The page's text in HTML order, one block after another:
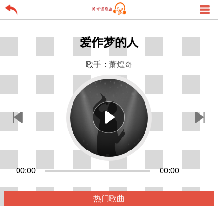
爱作梦的人
歌手：萧煌奇
00:00 00:00
热门歌曲